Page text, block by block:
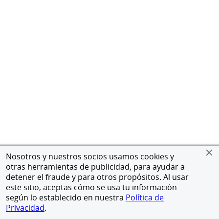
Nosotros y nuestros socios usamos cookies y
otras herramientas de publicidad, para ayudar a
detener el fraude y para otros propósitos. Al usar
este sitio, aceptas cómo se usa tu información
según lo establecido en nuestra Política de
Privacidad.